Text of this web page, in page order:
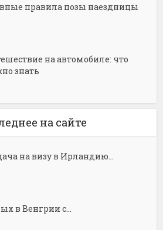
правила позы наездницы
на автомобиле: что
знать
на сайте
на визу в Ирландию...
в Венгрии с...